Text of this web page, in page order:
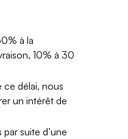
à la
10% à 30
ce délai, nous
un intérêt de
suite d’une